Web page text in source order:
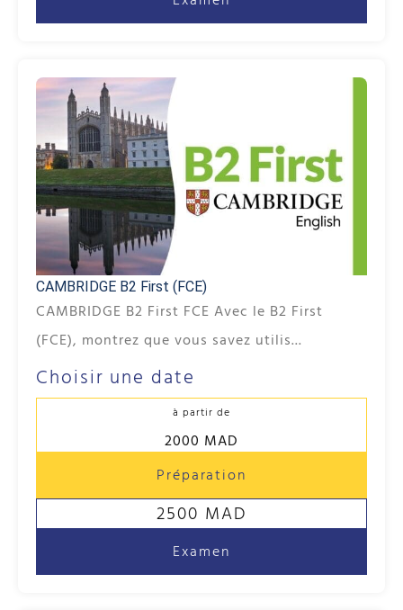
CAMBRIDGE B2 First (FCE)
CAMBRIDGE B2 First FCE Avec le B2 First
(FCE), montrez que vous savez utilis...
Choisir une date
à partir de
2000 MAD
Préparation
2500 MAD
Examen